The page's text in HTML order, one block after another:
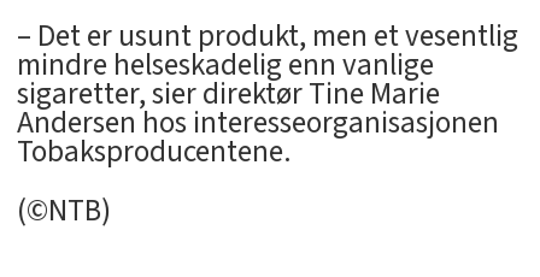
– Det er usunt produkt, men et vesentlig
mindre helseskadelig enn vanlige
sigaretter, sier direktør Tine Marie
Andersen hos interesseorganisasjonen
Tobaksproducentene.
(©NTB)